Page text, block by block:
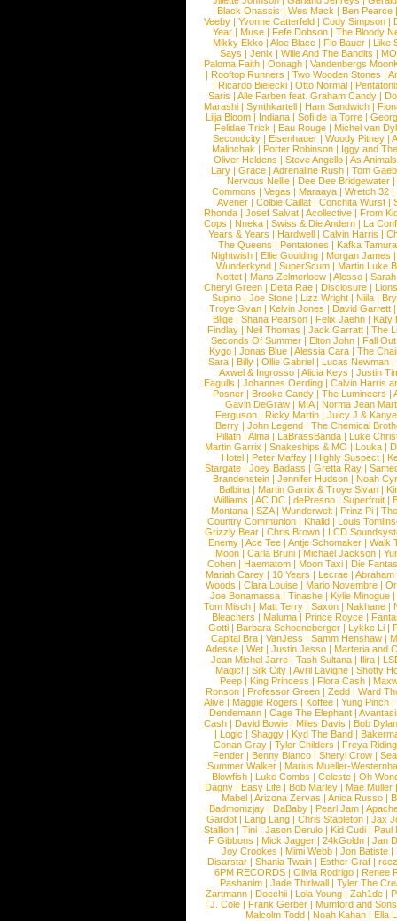
Black Onassis | Wes Mack | Ben Pearce
Veeby | Yvonne Catterfeld | Cody Simpson |
Year |Muse |Fefe Dobson |The Bloody
Mikky Ekko | Aloe Blacc | Flo Bauer | Like
Says | Jenix | Wille And The Bandits | MO
Paloma Faith |Oonagh |Vandenbergs
|Rooftop Runners |Two Wooden Stones |
| Ricardo Bielecki | Otto Normal |
Saris | Alle Farben feat. Graham Candy |
Marashi | Synthkartell | Ham Sandwich |
Lilja Bloom | Indiana | Sofi de la Torre |
Felidae Trick | Eau Rouge | Michel van
Secondcity |Eisenhauer |Woody Pitney |
Malinchak |Porter Robinson | Iggy and
Oliver Heldens |Steve Angello |As Animals
Lary | Grace | Adrenaline Rush | Tom
Nervous Nellie | Dee Dee Bridgewater |
Commons |Vegas |Maraaya |Wretch 32 |
Avener | Colbie Caillat | Conchita Wurst |
Rhonda | Josef Salvat | Acollective | From
Cops | Nneka | Swiss & Die Andern | La
Years & Years |Hardwell |Calvin Harris |
The Queens | Pentatones | Kafka Tamura
Nightwish |Ellie Goulding |Morgan James
Wunderkynd | SuperScum | Martin Luke
Nottet |Mans Zelmerloew |Alesso |
Cheryl Green |Delta Rae |Disclosure |
Supino |Joe Stone |Lizz Wright |Niila |
Troye Sivan | Kelvin Jones | David Garrett
Blige | Shana Pearson | Felix Jaehn | Katy
Findlay |Neil Thomas |Jack Garratt |The
Seconds Of Summer |Elton John |Fall
Kygo |Jonas Blue |Alessia Cara |The
Sara |Billy |Ollie Gabriel |Lucas Newman |
Axwel & Ingrosso | Alicia Keys | Justin
Eagulls |Johannes Oerding |Calvin Harris
Posner |Brooke Candy |The Lumineers |
Gavin DeGraw | MIA| Norma Jean
Ferguson | Ricky Martin | Juicy J &
Berry | John Legend | The Chemical
Pillath |Alma |LaBrassBanda |Luke
Martin Garrix | Snakeships & MO | Louka |
Hotel | Peter Maffay | Highly Suspect |
Stargate |Joey Badass |Gretta Ray |
Brandenstein |Jennifer Hudson |Noah
Balbina | Martin Garrix & Troye Sivan |
Williams |AC DC |dePresno |Superfruit |
Montana |SZA|Wunderwelt |Prinz Pi |
Country Communion | Khalid | Louis
Grizzly Bear | Chris Brown | LCD
Enemy | Ace Tee | Antje Schomaker | Walk
Moon |Carla Bruni |Michael Jackson |
Cohen |Haematom |Moon Taxi |Die
Mariah Carey | 10 Years | Lecrae | Abraham
Woods |Clara Louise |Mario Novembre |
Joe Bonamassa | Tinashe | Kylie Minogue |
Tom Misch |Matt Terry |Saxon |Nakhane |
Bleachers | Maluma | Prince Royce |
Gotti |Barbara Schoeneberger |Lykke Li |
Capital Bra |VanJess |Samm Henshaw |
Adesse |Wet |Justin Jesso |Marteria and
Jean Michel Jarre |Tash Sultana | Ilira |
Magic! | Silk City | Avril Lavigne | Shotty
Peep |King Princess |Flora Cash |
Ronson |Professor Green |Zedd |Ward
Alive |Maggie Rogers |Koffee |Yung Pinch |
Dendemann |Cage The Elephant |
Cash | David Bowie | Miles Davis | Bob Dylan
|Logic |Shaggy |Kyd The Band |
Conan Gray |Tyler Childers |Freya
Fender |Benny Blanco |Sheryl Crow |
Summer Walker |Marius Mueller-
Blowfish | Luke Combs | Celeste | Oh
Dagny |Easy Life |Bob Marley |Mae Muller
Mabel |Arizona Zervas |Anica Russo |
Badmomzjay |DaBaby |Pearl Jam |
Gardot | Lang Lang | Chris Stapleton | Jax
Stallion |Tini |Jason Derulo |Kid Cudi |Paul
F Gibbons | Mick Jagger | 24kGoldn | Jan
Joy Crookes | Mimi Webb | Jon Batiste |
Disarstar | Shania Twain | Esther Graf |
6PM RECORDS | Olivia Rodrigo | Renee
Pashanim |Jade Thirlwall |Tyler The
Zartmann | Doechii | Lola Young | Zah1de |
| J. Cole | Frank Gerber | Mumford and Sons
Malcolm Todd | Noah Kahan | Ella